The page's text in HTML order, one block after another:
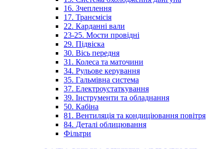
16. Зчеплення
17. Трансмісія
22. Карданні вали
23-25. Мости провідні
29. Підвіска
30. Вісь передня
31. Колеса та маточини
34. Рульове керування
35. Гальмівна система
37. Електроустаткування
39. Інструменти та обладнання
50. Кабіна
81. Вентиляція та кондиціювання повітря
84. Деталі облицювання
Фільтри